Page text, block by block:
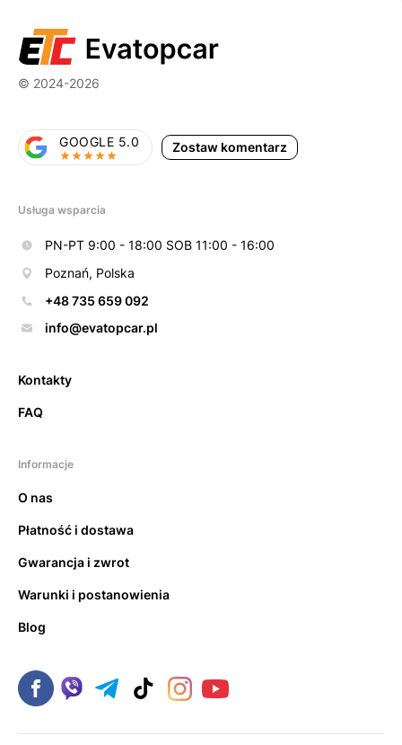
© 2024-2026
Zostaw komentarz
GOOGLE 5.0
Usługa wsparcia
PN-PT 9:00 - 18:00 SOB 11:00 - 16:00
Poznań, Polska
+48 735 659 092
info@evatopcar.pl
Kontakty
FAQ
Informacje
O nas
Płatność i dostawa
Gwarancja i zwrot
Warunki i postanowienia
Blog